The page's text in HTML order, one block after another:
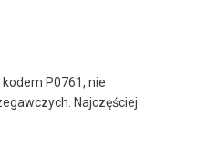
P0761, nie
Najczęściej